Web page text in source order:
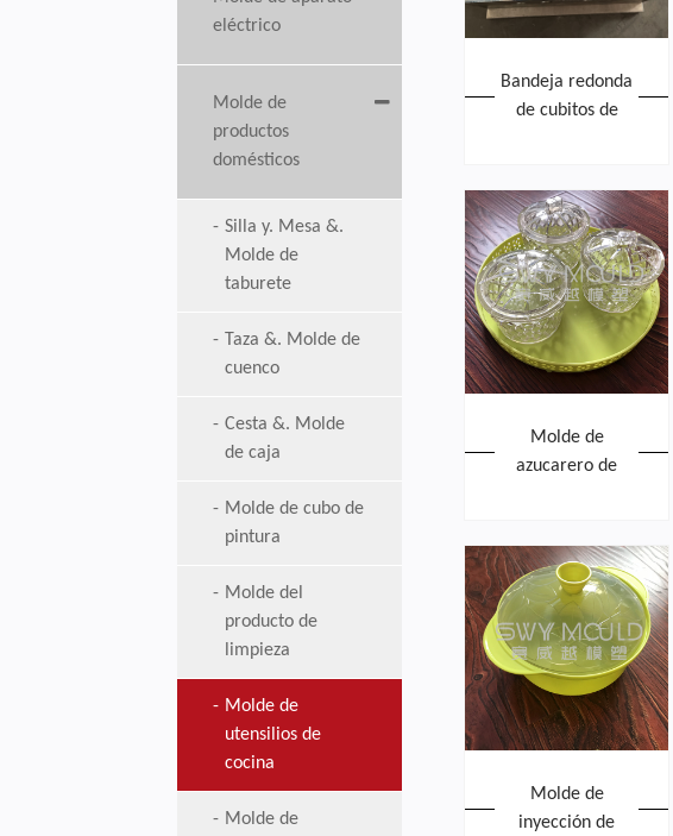
eléctrico
Molde de
productos
domésticos
Silla y. Mesa &.
Molde de
taburete
Taza &. Molde de
cuenco
Cesta &. Molde
de caja
Molde de cubo de
pintura
Molde del
producto de
limpieza
Molde de
utensilios de
cocina
Molde de
Bandeja redonda
de cubitos de
de grado
alimenticio
Molde de
azucarero de
Molde de
inyección de